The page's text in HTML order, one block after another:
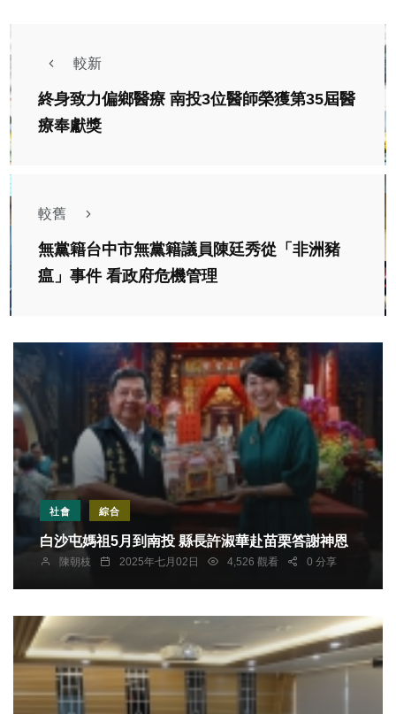
較新
終身致力偏鄉醫療 南投3位醫師榮獲第35屆醫
療奉獻獎
較舊
無黨籍台中市無黨籍議員陳廷秀從「非洲豬
瘟」事件 看政府危機管理
社會 綜合
白沙屯媽祖5月到南投 縣長許淑華赴苗栗答謝神恩
陳朝枝 2025年七月02日 4,526 觀看 0 分享